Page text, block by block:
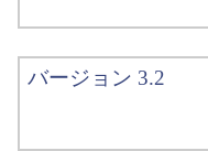
バージョン 3.2